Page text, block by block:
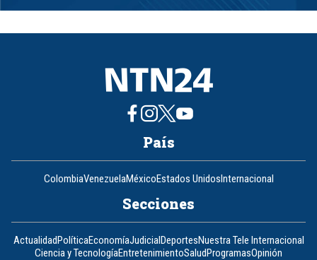
1
8
País
ColombiaVenezuelaMéxicoEstados UnidosInternacional
Secciones
ActualidadPolíticaEconomíaJudicialDeportesNuestra Tele Internacional
Ciencia y TecnologíaEntretenimientoSaludProgramasOpinión